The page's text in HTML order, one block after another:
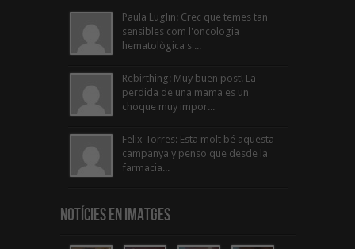
Paula Luglin: Crec que temes tan
sensibles com l'oncologia
hematològica s'...
Rebirthing: Muy buen post! La
perdida de una mama es un
choque muy impor...
Felix Torres: Esta molt bé aquesta
campanya y penso que desde la
farmacia...
Notícies en Imatges